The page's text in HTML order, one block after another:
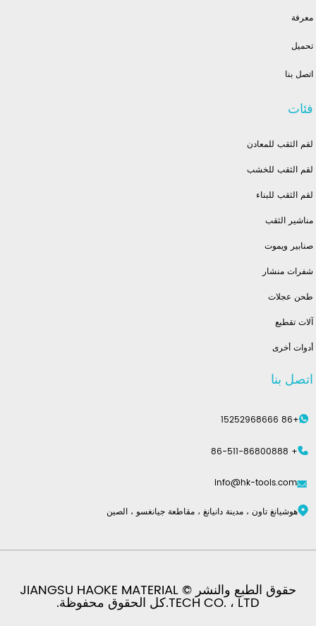
معرفة
تحميل
اتصل بنا
فئات
لقم الثقب للمعادن
لقم الثقب للخشب
لقم الثقب للبناء
مناشير الثقب
صنابير ويموت
شفرات منشار
طحن عجلات
آلات تقطيع
أدوات أخرى
اتصل بنا
+86 15252968666
+ 86-511-86800888
info@hk-tools.com
هوشيانغ تاون ، مدينة دانيانغ ، مقاطعة جيانغسو ، الصين
حقوق الطبع والنشر © JIANGSU HAOKE MATERIAL
TECH CO. ، LTD.كل الحقوق محفوظة.